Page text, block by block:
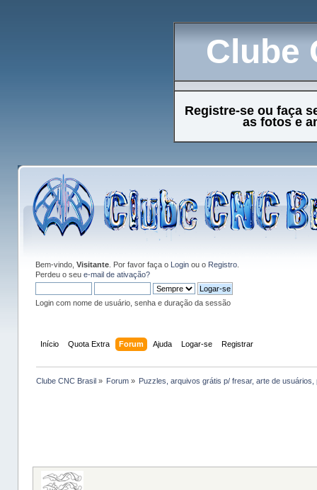
Clube
Registre-se ou faça
as fotos e
Bem-vindo, Visitante. Por favor faça o Loginou o Registro.
Perdeu o seu e-mail de ativação?
Login com nome de usuário, senha e duração da sessão
Início Quota Extra Forum Ajuda Logar-se Registrar
Clube CNC Brasil» Forum » Puzzles, arquivos grátis p/ fresar, arte de usuários,